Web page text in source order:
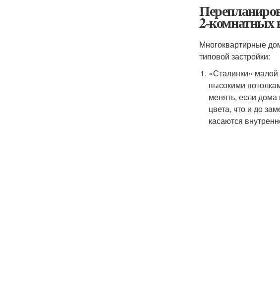
2-комнатных
Многоквартирные
типовой застройки:
«Сталинки»
высокими
менять, если
цвета, что и до
касаются